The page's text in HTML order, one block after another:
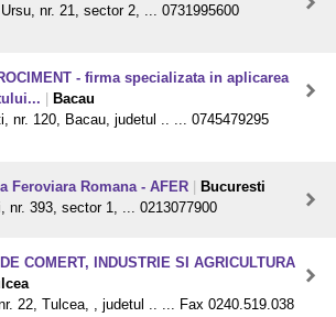
nr. 21, sector 2, ... 0731995600
- firma specializata in aplicarea
Bacau
nr. 120, Bacau, judetul .. ... 0745479295
Feroviara Romana - AFER
Bucuresti
nr. 393, sector 1, ... 0213077900
COMERT, INDUSTRIE SI AGRICULTURA
22, Tulcea, , judetul .. ... Fax 0240.519.038